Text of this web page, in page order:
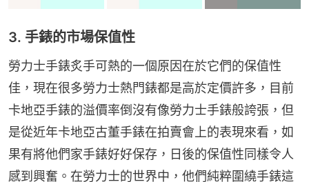
3. 手錶的市場保值性
勞力士手錶炙手可熱的一個原因在於它們的保值性
佳，現在很多勞力士熱門錶都是高於定價許多，目前
卡地亞手錶的溢價率倒沒有像勞力士手錶般誇張，但
是從近年卡地亞古董手錶在拍賣會上的表現來看，如
果有將他們家手錶好好保存，日後的保值性同樣令人
感到興奮。在勞力士的世界中，他們純粹圍繞手錶這